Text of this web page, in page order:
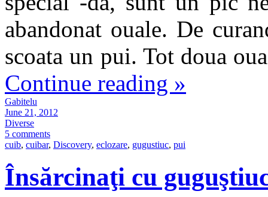
abandonat ouale. De
scoata un pui. Tot doua
Continue reading »
Gabitelu
June 21, 2012
Diverse
5 comments
cuib, cuibar, Discovery, eclozare, gugustiuc, pui
Însărcinaţi cu